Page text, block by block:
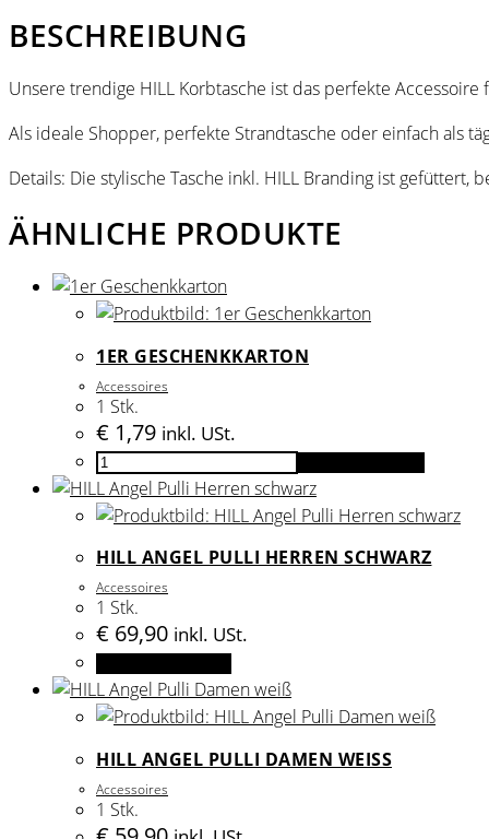
BESCHREIBUNG
Unsere trendige HILL Korbtasche ist das perfekte Accessoire
Als ideale Shopper, perfekte Strandtasche oder einfach als
Details: Die stylische Tasche inkl. HILL Branding ist gefüttert,
ÄHNLICHE PRODUKTE
1ER GESCHENKKARTON
Accessoires
1 Stk.
€ 1,79 inkl. USt.
1er
Geschenkkarton
Menge
HILL ANGEL PULLI HERREN SCHWARZ
Accessoires
1 Stk.
€ 69,90 inkl. USt.
Dieses
Produkt
weist
Varianten
Die
HILL ANGEL PULLI DAMEN WEISS
Accessoires
1 Stk.